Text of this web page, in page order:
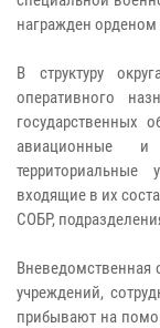
награжден
В структуру
оперативного
государственных
авиационные
территориальные
входящие в их
СОБР,
Вневедомственная
учреждений,
прибывают на